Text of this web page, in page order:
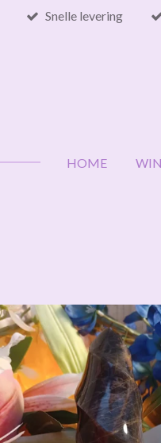
Snelle levering
HOME